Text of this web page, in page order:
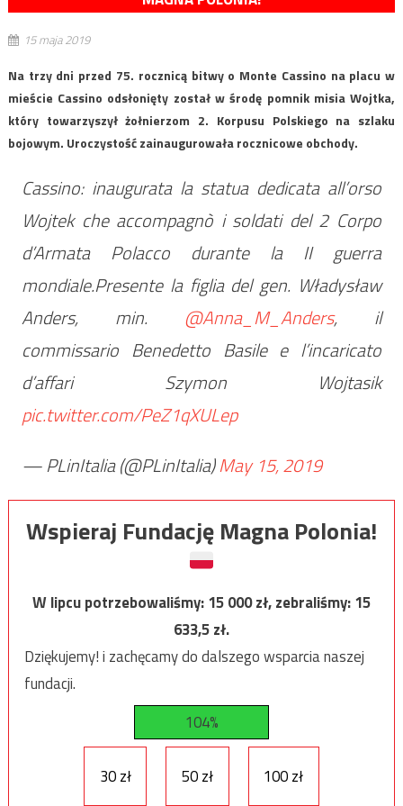
15 maja 2019
Na trzy dni przed 75. rocznicą bitwy o Monte Cassino na placu w
mieście Cassino odsłonięty został w środę pomnik misia Wojtka,
który towarzyszył żołnierzom 2. Korpusu Polskiego na szlaku
bojowym. Uroczystość zainaugurowała rocznicowe obchody.
Cassino: inaugurata la statua dedicata all’orso
Wojtek che accompagnò i soldati del 2 Corpo
d’Armata Polacco durante la II guerra
mondiale.Presente la figlia del gen. Władysław
Anders, min. @Anna_M_Anders, il
commissario Benedetto Basile e l’incaricato
d’affari Szymon Wojtasik
pic.twitter.com/PeZ1qXULep
— PLinItalia (@PLinItalia)May 15, 2019
Wspieraj Fundację Magna Polonia!
W lipcu potrzebowaliśmy:15 000zł, zebraliśmy:15
633,5zł.
Dziękujemy! i zachęcamy do dalszego wsparcia naszej
fundacji.
104%
30 zł 50 zł 100 zł